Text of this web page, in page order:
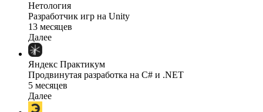
Нетология
Разработчик игр на Unity
13 месяцев
Далее
Яндекс Практикум
Продвинутая разработка на C# и .NET
5 месяцев
Далее